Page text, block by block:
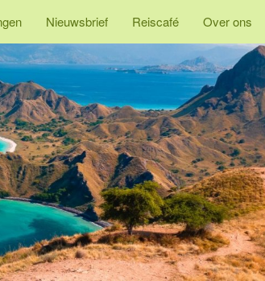
Nieuwsbrief Reiscafé Over ons